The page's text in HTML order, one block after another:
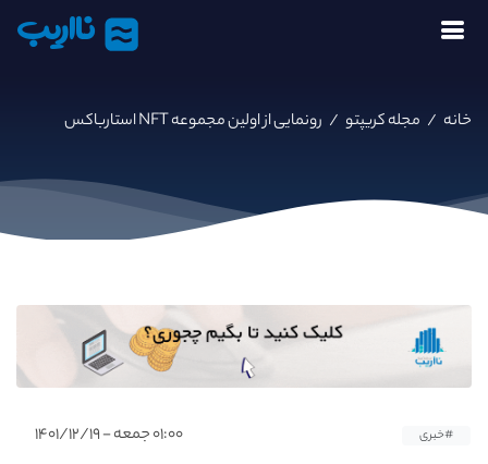
نااریب
خانه / مجله کریپتو / رونمایی از اولین مجموعه NFT استارباکس
#خبری ۰۱:۰۰ جمعه - ۱۴۰۱/۱۲/۱۹